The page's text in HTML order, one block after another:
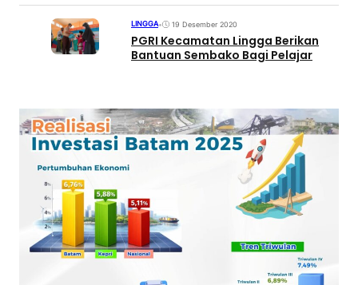
LINGGA• 19 Desember 2020
PGRI Kecamatan Lingga Berikan
Bantuan Sembako Bagi Pelajar